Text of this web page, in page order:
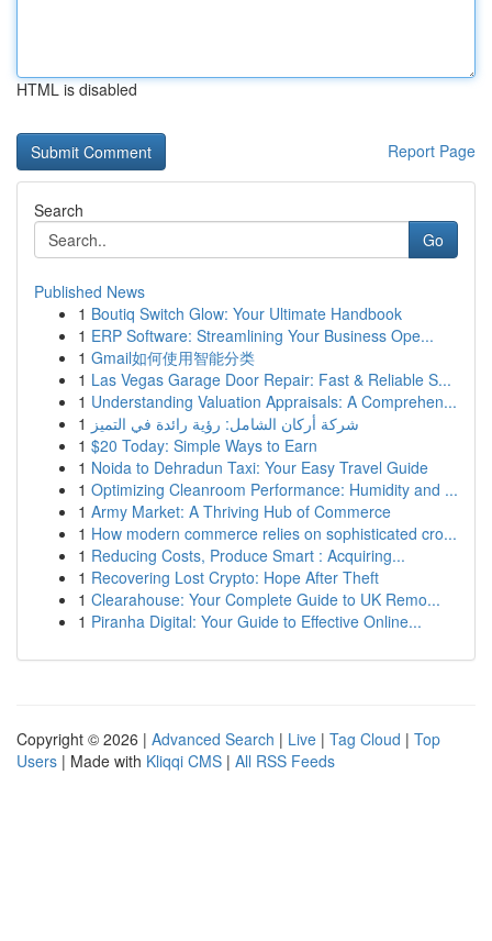
HTML is disabled
Report Page
Search
Go
Published News
1 Boutiq Switch Glow: Your Ultimate Handbook
1 ERP Software: Streamlining Your Business Ope...
1 Gmail如何使用智能分类
1 Las Vegas Garage Door Repair: Fast & Reliable S...
1 Understanding Valuation Appraisals: A Comprehen...
1 شركة أركان الشامل: رؤية رائدة في التميز
1 $20 Today: Simple Ways to Earn
1 Noida to Dehradun Taxi: Your Easy Travel Guide
1 Optimizing Cleanroom Performance: Humidity and ...
1 Army Market: A Thriving Hub of Commerce
1 How modern commerce relies on sophisticated cro...
1 Reducing Costs, Produce Smart : Acquiring...
1 Recovering Lost Crypto: Hope After Theft
1 Clearahouse: Your Complete Guide to UK Remo...
1 Piranha Digital: Your Guide to Effective Online...
Copyright © 2026 | Advanced Search | Live | Tag Cloud | Top
Users | Made with Kliqqi CMS | All RSS Feeds